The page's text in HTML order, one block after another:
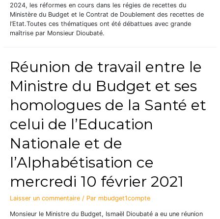
2024, les réformes en cours dans les régies de recettes du
Ministère du Budget et le Contrat de Doublement des recettes de
l’Etat.Toutes ces thématiques ont été débattues avec grande
maîtrise par Monsieur Dioubaté.
Réunion de travail entre le
Ministre du Budget et ses
homologues de la Santé et
celui de l’Education
Nationale et de
l’Alphabétisation ce
mercredi 10 février 2021
Laisser un commentaire / Par mbudget1compte
Monsieur le Ministre du Budget, Ismaël Dioubaté a eu une réunion